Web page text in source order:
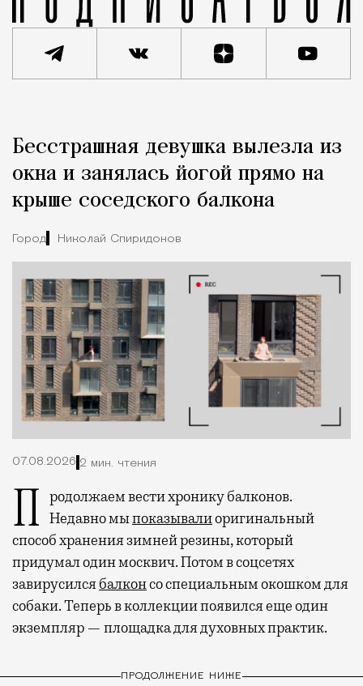
Город
Бесстрашная девушка вылезла из
окна и занялась йогой прямо на
крыше соседского балкона
Город Николай Спиридонов
07.08.2026 2 мин. чтения
Продолжаем вести хронику балконов. Недавно мыпоказывалиоригинальный
способ хранения зимней резины, который
придумал один москвич. Потом в соцсетях
завирусилсябалконсо специальным окошком для
собаки. Теперь в коллекции появился еще один
экземпляр — площадка для духовных практик.
ПРОДОЛЖЕНИЕ НИЖЕ